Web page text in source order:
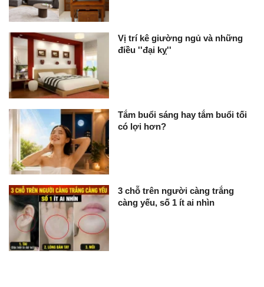
Vị trí kê giường ngủ và những
điều ''đại kỵ''
Tắm buổi sáng hay tắm buổi tối
có lợi hơn?
3 chỗ trên người càng trắng
càng yếu, số 1 ít ai nhìn